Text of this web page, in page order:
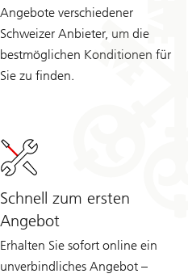
Angebote verschiedener
Schweizer Anbieter, um die
bestmöglichen Konditionen für
Sie zu finden.
Schnell zum ersten
Angebot
Erhalten Sie sofort online ein
unverbindliches Angebot –